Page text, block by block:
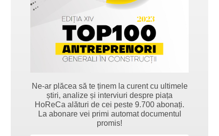
Ne-ar plăcea să te ținem la curent cu ultimele
știri, analize și interviuri despre piața
HoReCa alături de cei peste 9.700 abonați.
La abonare vei primi automat documentul
promis!